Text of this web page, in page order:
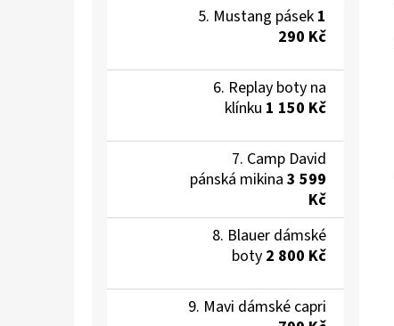
Mustang pásek 1
290 Kč
Replay boty na
klínku 1 150 Kč
Camp David
pánská mikina 3 599
Kč
Blauer dámské
boty 2 800 Kč
Mavi dámské capri